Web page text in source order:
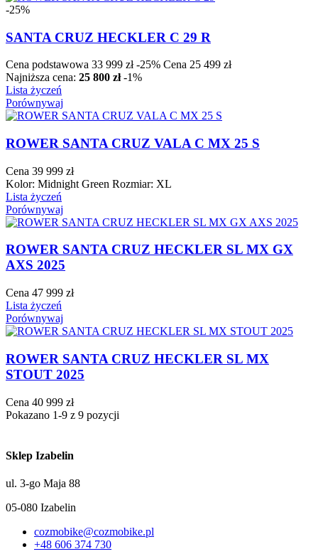
-25%
SANTA CRUZ HECKLER C 29 R
Cena podstawowa 33 999 zł -25% Cena 25 499 zł
Najniższa cena: 25 800 zł -1%
Lista życzeń
Porównywaj
ROWER SANTA CRUZ VALA C MX 25 S
Cena 39 999 zł
Kolor: Midnight Green Rozmiar: XL
Lista życzeń
Porównywaj
ROWER SANTA CRUZ HECKLER SL MX GX
AXS 2025
Cena 47 999 zł
Lista życzeń
Porównywaj
ROWER SANTA CRUZ HECKLER SL MX
STOUT 2025
Cena 40 999 zł
Pokazano 1-9 z 9 pozycji
Sklep Izabelin
ul. 3-go Maja 88
05-080 Izabelin
cozmobike@cozmobike.pl
+48 606 374 730